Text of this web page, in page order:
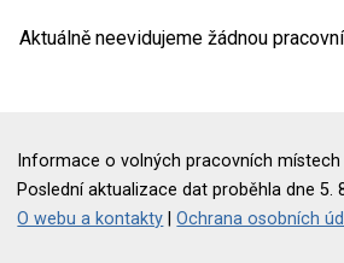
Aktuálně neevidujeme žádnou
Informace o volných pracovních
Poslední aktualizace dat proběhla dne 5.
O webu a kontakty |Ochrana osobních